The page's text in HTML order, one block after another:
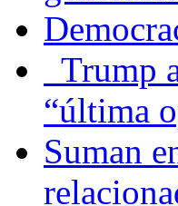
Trump
“última
Suman